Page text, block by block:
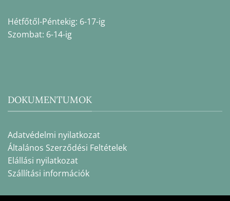
Hétfőtől-Péntekig: 6-17-ig
Szombat: 6-14-ig
DOKUMENTUMOK
Adatvédelmi nyilatkozat
Általános Szerződési Feltételek
Elállási nyilatkozat
Szállítási információk